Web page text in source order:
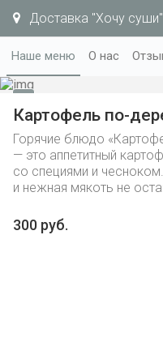
Доставка "Хочу
Наше меню О нас
Картофель по-
Горячие блюдо
— это аппетитный
со специями и
и нежная мякоть не
300 руб.